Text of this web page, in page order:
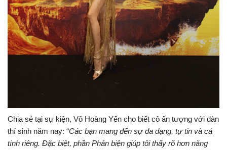
Chia sẻ tại sự kiện, Võ Hoàng Yến cho biết cô ấn tượng với dàn
thí sinh năm nay: “Các bạn mang đến sự đa dạng, tự tin và cá
tính riêng. Đặc biệt, phần Phản biện giúp tôi thấy rõ hơn năng